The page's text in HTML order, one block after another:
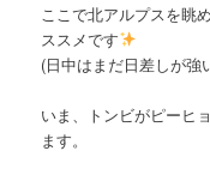
ここで北アルプスを眺
ススメです
(日中はまだ日差しが強
いま、トンビがピーヒ
ます。